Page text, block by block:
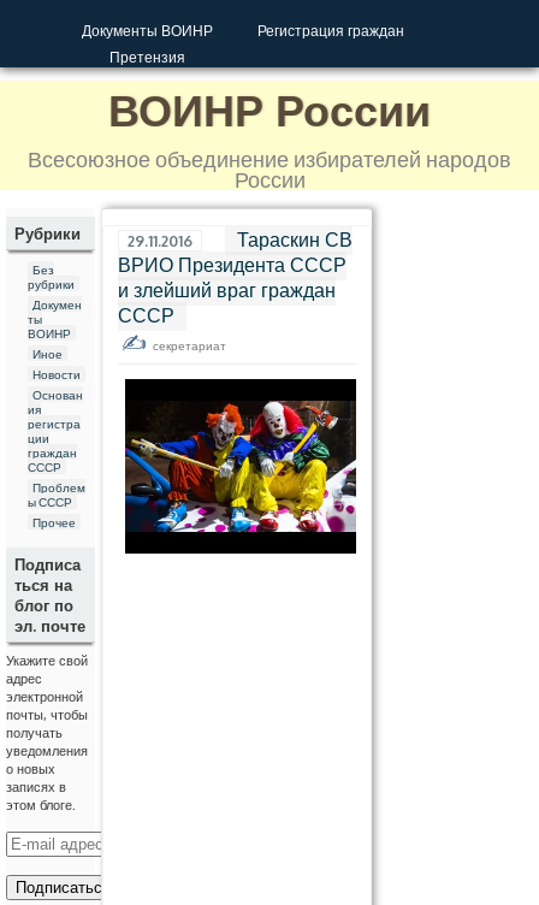
Документы ВОИНР
Регистрация граждан
Претензия
ВОИНР России
Всесоюзное объединение избирателей народов
России
Рубрики
Без
рубрики
Докумен
ты
ВОИНР
Иное
Новости
Основан
ия
регистра
ции
граждан
СССР
Проблем
ы СССР
Прочее
Подписа
ться на
блог по
эл. почте
Укажите свой
адрес
электронной
почты, чтобы
получать
уведомления
о новых
записях в
этом блоге.
E
-
m
a
29.11.2016
Тараскин СВ
ВРИО Президента СССР
и злейший враг граждан
СССР
секретариат
Мошенники ВРИО Президента